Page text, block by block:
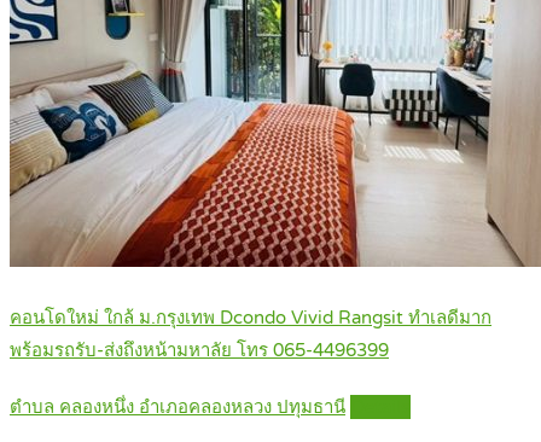
คอนโดใหม่ ใกล้ ม.กรุงเทพ Dcondo Vivid Rangsit ทำเลดีมาก
พร้อมรถรับ-ส่งถึงหน้ามหาลัย โทร 065-4496399
ตำบล คลองหนึ่ง อำเภอคลองหลวง ปทุมธานี